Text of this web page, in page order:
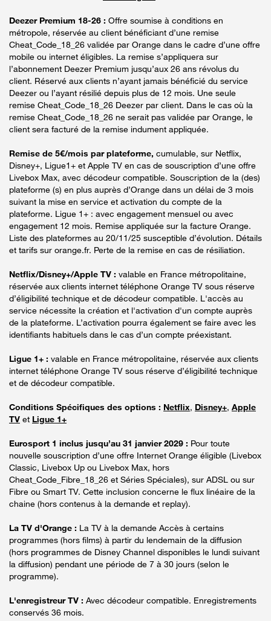
Deezer Premium 18-26 : Offre soumise à conditions en
métropole, réservée au client bénéficiant d’une remise
Cheat_Code_18_26 validée par Orange dans le cadre d’une offre
mobile ou internet éligibles. La remise s’appliquera sur
l’abonnement Deezer Premium jusqu’aux 26 ans révolus du
client. Réservé aux clients n’ayant jamais bénéficié du service
Deezer ou l’ayant résilié depuis plus de 12 mois. Une seule
remise Cheat_Code_18_26 Deezer par client. Dans le cas où la
remise Cheat_Code_18_26 ne serait pas validée par Orange, le
client sera facturé de la remise indument appliquée.
Remise de 5€/mois par plateforme, cumulable, sur Netflix,
Disney+, Ligue1+ et Apple TV en cas de souscription d’une offre
Livebox Max, avec décodeur compatible. Souscription de la (des)
plateforme (s) en plus auprès d’Orange dans un délai de 3 mois
suivant la mise en service et activation du compte de la
plateforme. Ligue 1+ : avec engagement mensuel ou avec
engagement 12 mois. Remise appliquée sur la facture Orange.
Liste des plateformes au 20/11/25 susceptible d’évolution. Détails
et tarifs sur orange.fr. Perte de la remise en cas de résiliation.
Netflix/Disney+/Apple TV : valable en France métropolitaine,
réservée aux clients internet téléphone Orange TV sous réserve
d’éligibilité technique et de décodeur compatible. L'accès au
service nécessite la création et l'activation d'un compte auprès
de la plateforme. L’activation pourra également se faire avec les
identifiants habituels dans le cas d’un compte préexistant.
Ligue 1+ : valable en France métropolitaine, réservée aux clients
internet téléphone Orange TV sous réserve d’éligibilité technique
et de décodeur compatible.
Conditions Spécifiques des options : Netflix, Disney+, Apple
TV et Ligue 1+
Eurosport 1 inclus jusqu’au 31 janvier 2029 : Pour toute
nouvelle souscription d’une offre Internet Orange éligible (Livebox
Classic, Livebox Up ou Livebox Max, hors
Cheat_Code_Fibre_18_26 et Séries Spéciales), sur ADSL ou sur
Fibre ou Smart TV. Cette inclusion concerne le flux linéaire de la
chaine (hors contenus à la demande et replay).
La TV d'Orange : La TV à la demande Accès à certains
programmes (hors films) à partir du lendemain de la diffusion
(hors programmes de Disney Channel disponibles le lundi suivant
la diffusion) pendant une période de 7 à 30 jours (selon le
programme).
L'enregistreur TV : Avec décodeur compatible. Enregistrements
conservés 36 mois.